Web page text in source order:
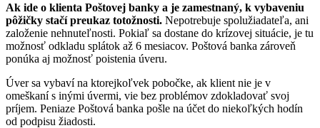
Ak ide o klienta Poštovej banky a je zamestnaný, k vybaveniu
pôžičky stačí preukaz totožnosti. Nepotrebuje spolužiadateľa, ani
založenie nehnuteľnosti. Pokiaľ sa dostane do krízovej situácie, je tu
možnosť odkladu splátok až 6 mesiacov. Poštová banka zároveň
ponúka aj možnosť poistenia úveru.
Úver sa vybaví na ktorejkoľvek pobočke, ak klient nie je v
omeškaní s inými úvermi, vie bez problémov zdokladovať svoj
príjem. Peniaze Poštová banka pošle na účet do niekoľkých hodín
od podpisu žiadosti.